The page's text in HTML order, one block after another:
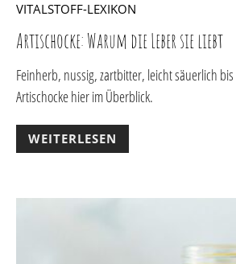
VITALSTOFF-LEXIKON
Artischocke: Warum die Leber sie liebt
Feinherb, nussig, zartbitter, leicht säuerlich
Artischocke hier im Überblick.
WEITERLESEN